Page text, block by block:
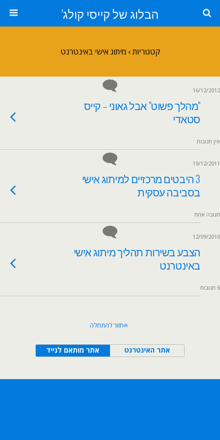
הבלוג של קייסי קולג'
קטגוריות › מיתוג אישי באינטרנט
16/12/2012
"מהלך פשוט" אבל גאוני – קייס
סטאדי
אין תגובות
19/12/2011
3 היבטים מרכזיים למיתוג אישי
בסביבה עסקית
תגובה אחת
12/09/2010
הצבע בשירות תהליך מיתוג אישי
באינטרנט
6 תגובות
חזור להתחלה
אתר מותאם לנייד אתר האינטרנט